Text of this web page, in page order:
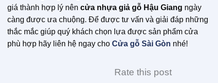
giá thành hợp lý nên cửa nhựa giả gỗ Hậu Giang ngày
càng được ưa chuộng. Để được tư vấn và giải đáp những
thắc mắc giúp quý khách chọn lựa được sản phẩm cửa
phù hợp hãy liên hệ ngay cho Cửa gỗ Sài Gòn nhé!
Rate this post